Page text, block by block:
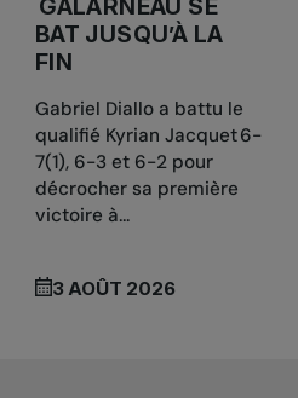
GALARNEAU SE
BAT JUSQU’À LA
FIN
Gabriel Diallo a battu le
qualifié Kyrian Jacquet 6-
7(1), 6-3 et 6-2 pour
décrocher sa première
victoire à...
3 AOÛT 2026